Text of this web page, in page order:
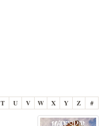
T U V W X Y Z #